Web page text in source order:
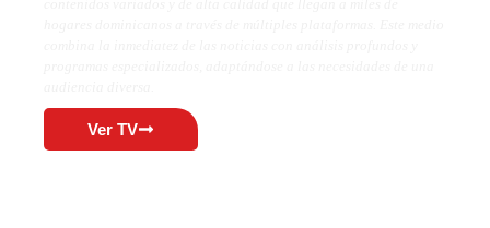
Ver TV